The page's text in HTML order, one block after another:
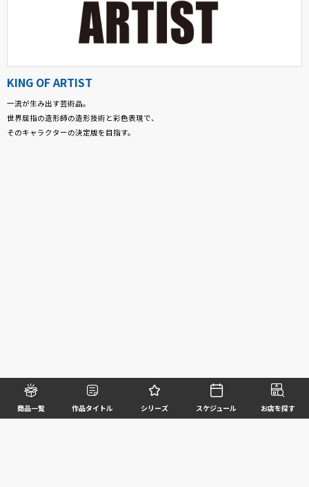
商品一覧 作品タイトル シリーズ スケジュール お店を探す
KING OF ARTIST
一流が生み出す芸術品。
世界屈指の造形師の造形技術と彩色表現で、
そのキャラクターの決定版を目指す。